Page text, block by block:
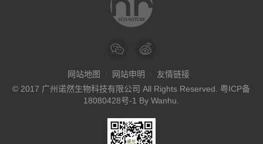
网站地图 网站申明
友情链接
© 2017 广州诺然生物科技有限公司 All Rights Reserved. 粤ICP备
18080428号-1 ByWanhu